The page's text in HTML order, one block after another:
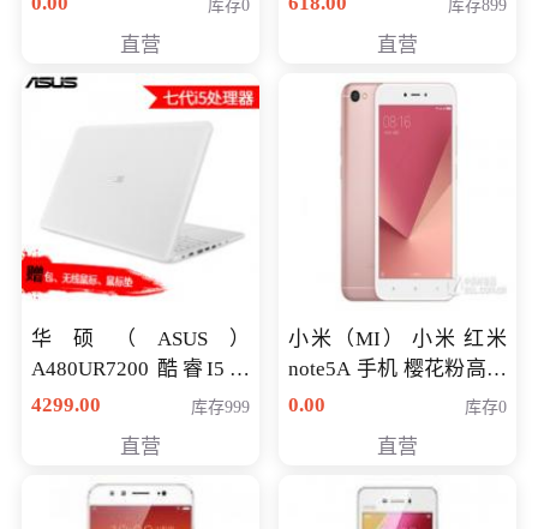
库存0
直营
库存899
直营
华硕（ASUS）
A480UR7200 酷睿I5超
薄学生办公游戏独显笔
NV930-2G独
4299.00 库存999
直营
小米（MI） 小米 红米
note5A 手机 樱花粉高配
版 全网通(3G+32G)
0.00 库存0
直营